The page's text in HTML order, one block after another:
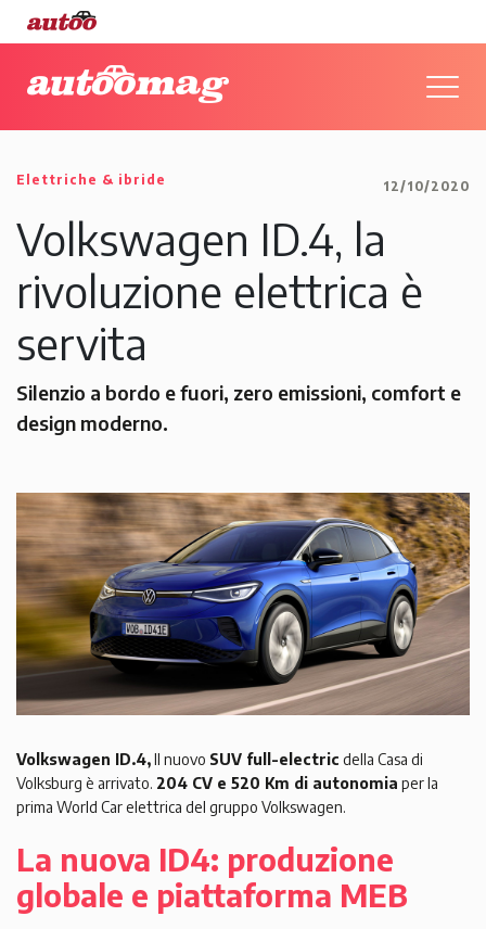
Elettriche & ibride 12/10/2020
Volkswagen ID.4, la
rivoluzione elettrica è
servita
Silenzio a bordo e fuori, zero emissioni, comfort e
design moderno.
Volkswagen ID.4,Il nuovo SUV full-electric della Casa di
Volksburg è arrivato. 204 CV e 520 Km di autonomia per la
prima World Car elettrica del gruppo Volkswagen.
La nuova ID4: produzione
globale e piattaforma MEB